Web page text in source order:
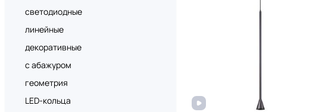
светодиодные
линейные
декоративные
с абажуром
геометрия
LED-кольца